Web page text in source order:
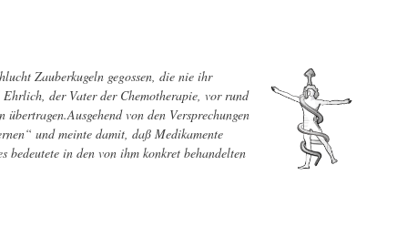
Zauberkugeln gegossen, die nie ihr
der Vater der Chemotherapie, vor rund
von den Versprechungen
und meinte damit, daß Medikamente
bedeutete in den von ihm konkret behandelten